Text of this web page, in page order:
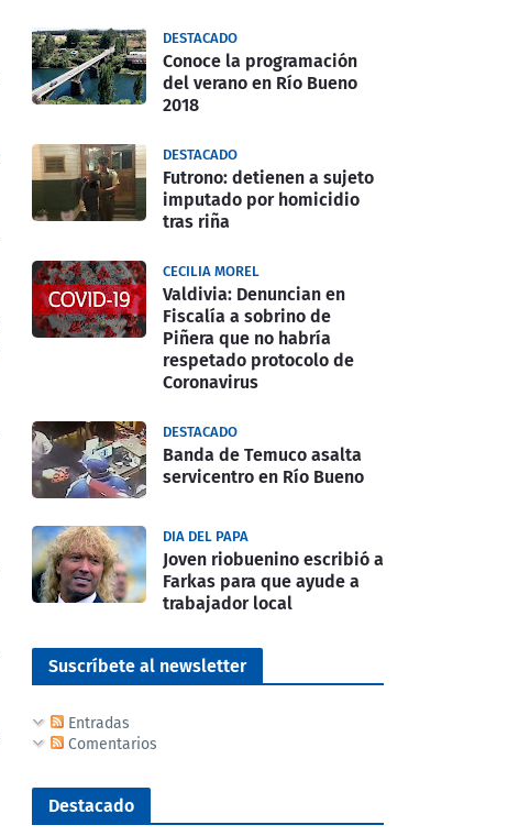
DESTACADO
Conoce la programación
del verano en Río Bueno
2018
DESTACADO
Futrono: detienen a sujeto
imputado por homicidio
tras riña
CECILIA MOREL
Valdivia: Denuncian en
Fiscalía a sobrino de
Piñera que no habría
respetado protocolo de
Coronavirus
DESTACADO
Banda de Temuco asalta
servicentro en Río Bueno
DIA DEL PAPA
Joven riobuenino escribió a
Farkas para que ayude a
trabajador local
Suscríbete al newsletter
Entradas
Comentarios
Destacado